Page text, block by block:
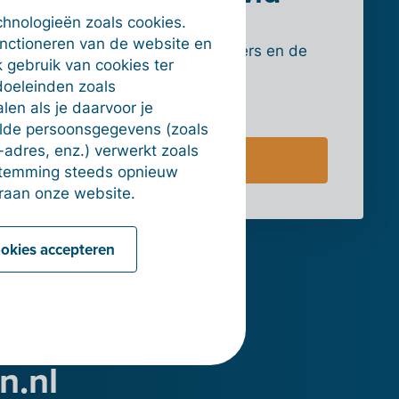
Kom meer te weten over de
mogelijkheden voor verkopers en de
tarieven.
Naar de website
zoals cookies.
van de website en
van cookies ter
zoals
als je daarvoor je
persoonsgegevens (zoals
enz.) verwerkt zoals
steeds opnieuw
onze website.
accepteren